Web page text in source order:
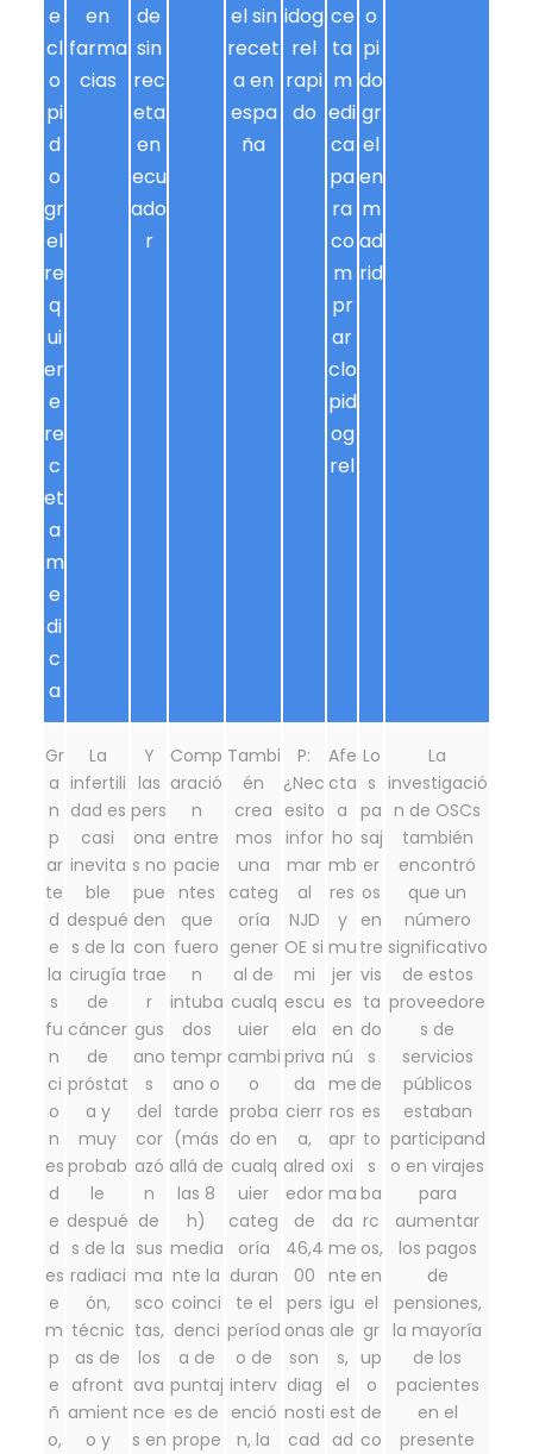
e
cl
o
pi
d
o
gr
el
re
q
ui
er
e
re
c
et
a
m
e
di
c
a
en
farma
cias
de
sin
rec
eta
en
ecu
ado
r
el sin
recet
a en
espa
ña
idog
rel
rapi
do
ce
ta
m
edi
ca
pa
ra
co
m
pr
ar
clo
pid
og
rel
o
pi
do
gr
el
en
m
ad
rid
Gr
a
n
p
ar
te
d
e
la
s
fu
n
ci
o
n
es
d
e
d
es
e
m
p
e
ñ
o,
La
infertili
dad es
casi
inevita
ble
despué
s de la
cirugía
de
cáncer
de
próstat
a y
muy
probab
le
despué
s de la
radiaci
ón,
técnic
as de
afront
amient
o y
Y
las
pers
ona
s no
pue
den
con
trae
r
gus
ano
s
del
cor
azó
n
de
sus
ma
sco
tas,
los
ava
nce
s en
Comp
aració
n
entre
pacie
ntes
que
fuero
n
intuba
dos
tempr
ano o
tarde
(más
allá de
las 8
h)
media
nte la
coinci
denci
a de
puntaj
es de
prope
Tambi
én
crea
mos
una
categ
oría
gener
al de
cualq
uier
cambi
o
proba
do en
cualq
uier
categ
oría
duran
te el
períod
o de
interv
enció
n, la
P:
¿Nec
esito
infor
mar
al
NJD
OE si
mi
escu
ela
priva
da
cierr
a,
alred
edor
de
46,4
00
pers
onas
son
diag
nosti
cad
Afe
cta
a
ho
mb
res
y
mu
jer
es
en
nú
me
ros
apr
oxi
ma
da
me
nte
igu
ale
s,
el
est
ad
Lo
s
pa
saj
er
os
en
tre
vis
ta
do
s
de
es
to
s
ba
rc
os,
en
el
gr
up
o
de
co
La
investigació
n de OSCs
también
encontró
que un
número
significativo
de estos
proveedore
s de
servicios
públicos
estaban
participand
o en virajes
para
aumentar
los pagos
de
pensiones,
la mayoría
de los
pacientes
en el
presente